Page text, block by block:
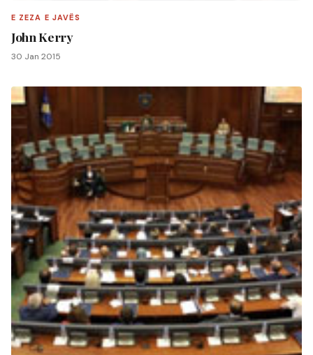
E ZEZA E JAVËS
John Kerry
30 Jan 2015